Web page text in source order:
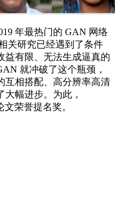
年最热门的 GAN 网络
关研究已经遇到了条件
益有限、无法生成逼真的
就冲破了这个瓶颈，
互相搭配、高分辨率高清
幅进步。为此，
荣誉提名奖。